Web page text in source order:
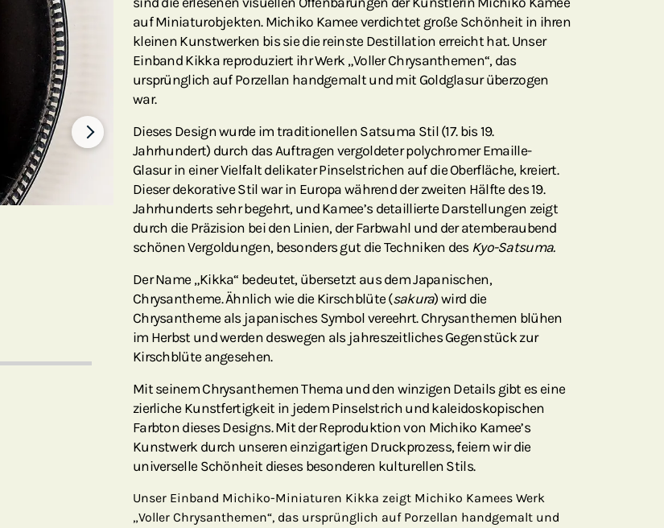
auf Miniaturobjekten. Michiko Kamee verdichtet große Schönheit in ihren
kleinen Kunstwerken bis sie die reinste Destillation erreicht hat. Unser
Einband Kikka reproduziert ihr Werk „Voller Chrysanthemen“, das
ursprünglich auf Porzellan handgemalt und mit Goldglasur überzogen
war.
Dieses Design wurde im traditionellen Satsuma Stil (17. bis 19.
Jahrhundert) durch das Auftragen vergoldeter polychromer Emaille-
Glasur in einer Vielfalt delikater Pinselstrichen auf die Oberfläche, kreiert.
Dieser dekorative Stil war in Europa während der zweiten Hälfte des 19.
Jahrhunderts sehr begehrt, und Kamee’s detaillierte Darstellungen zeigt
durch die Präzision bei den Linien, der Farbwahl und der atemberaubend
schönen Vergoldungen, besonders gut die Techniken des Kyo-Satsuma.
Der Name „Kikka“ bedeutet, übersetzt aus dem Japanischen,
Chrysantheme. Ähnlich wie die Kirschblüte (sakura) wird die
Chrysantheme als japanisches Symbol vereehrt. Chrysanthemen blühen
im Herbst und werden deswegen als jahreszeitliches Gegenstück zur
Kirschblüte angesehen.
Mit seinem Chrysanthemen Thema und den winzigen Details gibt es eine
zierliche Kunstfertigkeit in jedem Pinselstrich und kaleidoskopischen
Farbton dieses Designs. Mit der Reproduktion von Michiko Kamee’s
Kunstwerk durch unseren einzigartigen Druckprozess, feiern wir die
universelle Schönheit dieses besonderen kulturellen Stils.
Unser Einband Michiko-Miniaturen Kikka zeigt Michiko Kamees Werk
„Voller Chrysanthemen“, das ursprünglich auf Porzellan handgemalt und